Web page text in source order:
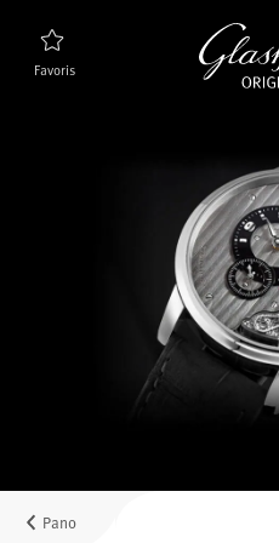
Favoris
Découvrez la collection
La marque Glashütte
En savoir plus sur la manufacture
MyAccount
Pano